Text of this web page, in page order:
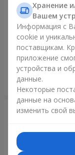
Букет "Kamaliya"
3 279 грн
Хранение
Вашем
Информация с
cookie и
поставщикам.
приложение
устройства и
данные.
Некоторые
данные на
изменить свой